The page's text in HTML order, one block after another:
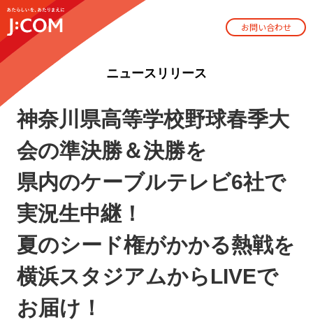
お問い合わせ
ニュースリリース
神奈川県高等学校野球春季大
会の準決勝＆決勝を
県内のケーブルテレビ6社で
実況生中継！
夏のシード権がかかる熱戦を
横浜スタジアムからLIVEで
お届け！